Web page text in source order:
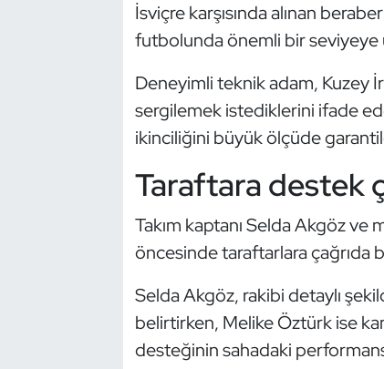
İsviçre karşısında alınan
futbolunda önemli bir seviyeye
Deneyimli teknik adam, Kuzey
sergilemek istediklerini ifade
ikinciliğini büyük ölçüde
Taraftara destek
Takım kaptanı Selda Akgöz
öncesinde taraftarlara çağrıda
Selda Akgöz, rakibi detaylı
belirtirken, Melike Öztürk ise
desteğinin sahadaki
İşitme Engelli Sporcular
Judo ve Kuraş
Kano ve Rafting